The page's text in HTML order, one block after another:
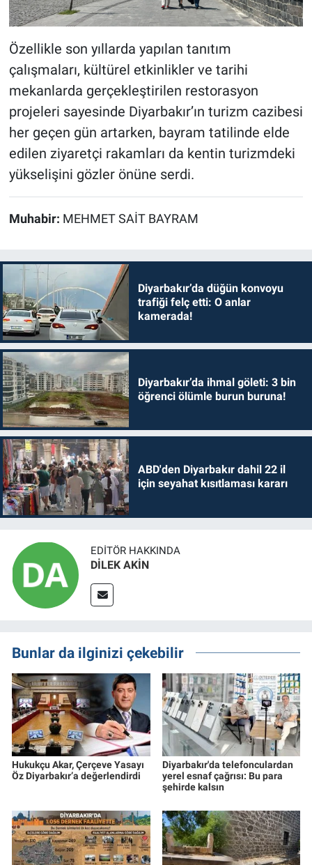
Özellikle son yıllarda yapılan tanıtım
çalışmaları, kültürel etkinlikler ve tarihi
mekanlarda gerçekleştirilen restorasyon
projeleri sayesinde Diyarbakır’ın turizm cazibesi
her geçen gün artarken, bayram tatilinde elde
edilen ziyaretçi rakamları da kentin turizmdeki
yükselişini gözler önüne serdi.
Muhabir: MEHMET SAİT BAYRAM
Diyarbakır’da düğün konvoyu
trafiği felç etti: O anlar
kamerada!
Diyarbakır’da ihmal göleti: 3 bin
öğrenci ölümle burun buruna!
ABD'den Diyarbakır dahil 22 il
için seyahat kısıtlaması kararı
EDITÖR HAKKINDA
DİLEK AKİN
Bunlar da ilginizi çekebilir
Hukukçu Akar, Çerçeve Yasayı
Öz Diyarbakır’a değerlendirdi
Diyarbakır'da telefonculardan
yerel esnaf çağrısı: Bu para
şehirde kalsın